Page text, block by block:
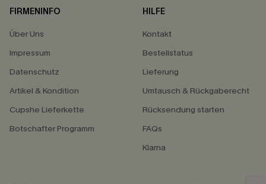
FIRMENINFO
Über Uns
Impressum
Datenschutz
Artikel & Kondition
Cupshe Lieferkette
Botschafter Programm
HILFE
Kontakt
Bestellstatus
Lieferung
Umtausch & Rückgaberecht
Rücksendung starten
FAQs
Klarna